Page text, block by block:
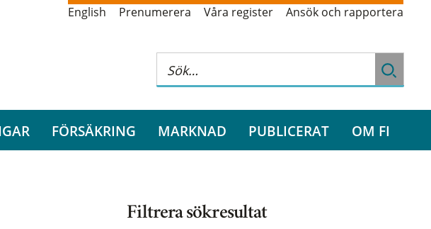
English Prenumerera Våra register Ansök och rapportera
FÖRSÄKRING MARKNAD PUBLICERAT OM FI
Filtrera sökresultat